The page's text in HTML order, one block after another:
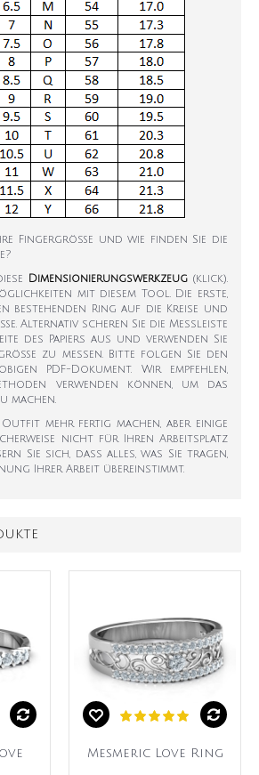
Fingergröße und wie finden Sie die
Dimensionierungswerkzeug (klick).
mit diesem Tool. Die erste,
bestehenden Ring auf die Kreise und
Alternativ scheren Sie die Messleiste
des Papiers aus und verwenden Sie
zu messen. Bitte folgen Sie den
PDF-Dokument. Wir empfehlen,
verwenden können, um das
machen.
mehr fertig machen, aber einige
nicht für Ihren Arbeitsplatz
Sie sich, dass alles, was Sie tragen,
Ihrer Arbeit übereinstimmt.
Mesmeric Love Ring